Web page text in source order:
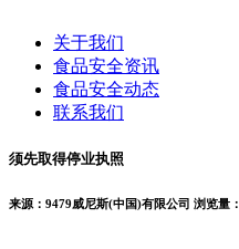
关于我们
食品安全资讯
食品安全动态
联系我们
须先取得停业执照
来源：9479威尼斯(中国)有限公司 浏览量：